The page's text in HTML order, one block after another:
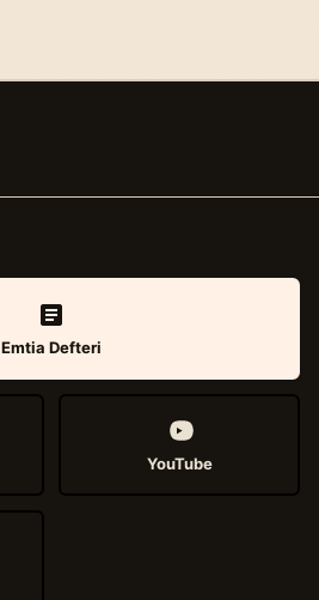
Emtia Defteri
YouTube